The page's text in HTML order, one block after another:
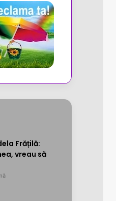
Frățilă:
vreau să